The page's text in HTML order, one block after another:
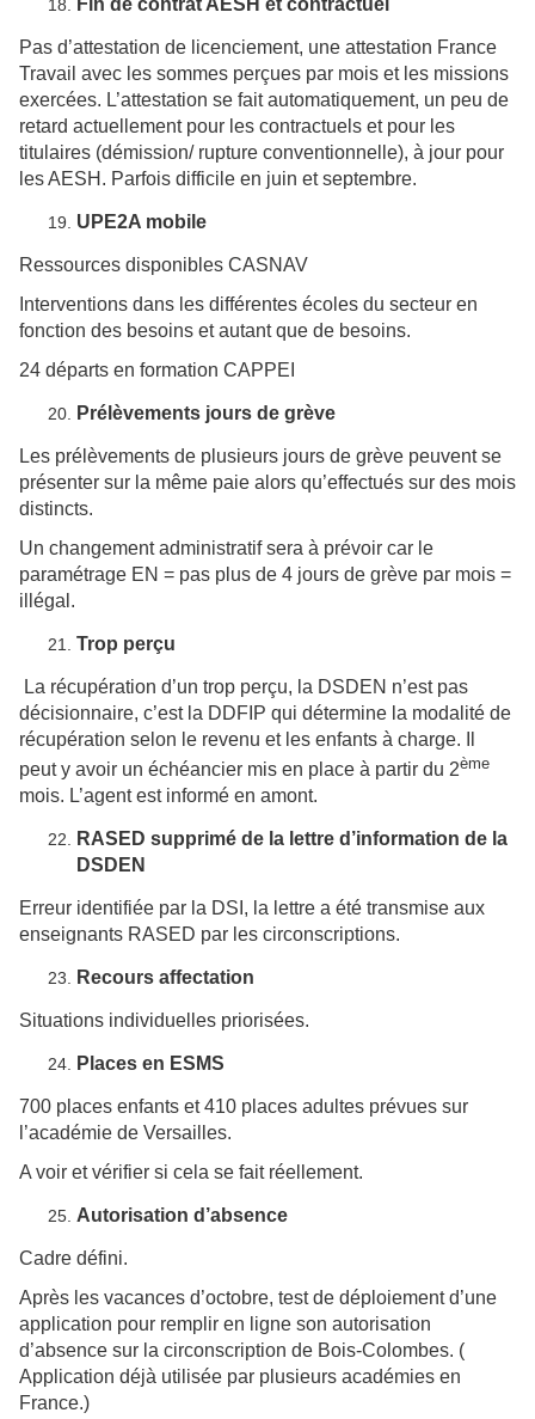
Pas d’attestation de licenciement, une attestation France
Travail avec les sommes perçues par mois et les missions
exercées. L’attestation se fait automatiquement, un peu de
retard actuellement pour les contractuels et pour les
titulaires (démission/ rupture conventionnelle), à jour pour
les AESH. Parfois difficile en juin et septembre.
UPE2A mobile
Ressources disponibles CASNAV
Interventions dans les différentes écoles du secteur en
fonction des besoins et autant que de besoins.
24 départs en formation CAPPEI
Prélèvements jours de grève
Les prélèvements de plusieurs jours de grève peuvent se
présenter sur la même paie alors qu’effectués sur des mois
distincts.
Un changement administratif sera à prévoir car le
paramétrage EN = pas plus de 4 jours de grève par mois =
illégal.
Trop perçu
La récupération d’un trop perçu, la DSDEN n’est pas
décisionnaire, c’est la DDFIP qui détermine la modalité de
récupération selon le revenu et les enfants à charge. Il
peut y avoir un échéancier mis en place à partir du 2ème
mois. L’agent est informé en amont.
RASED supprimé de la lettre d’information de la
DSDEN
Erreur identifiée par la DSI, la lettre a été transmise aux
enseignants RASED par les circonscriptions.
Recours affectation
Situations individuelles priorisées.
Places en ESMS
700 places enfants et 410 places adultes prévues sur
l’académie de Versailles.
A voir et vérifier si cela se fait réellement.
Autorisation d’absence
Cadre défini.
Après les vacances d’octobre, test de déploiement d’une
application pour remplir en ligne son autorisation
d’absence sur la circonscription de Bois-Colombes. (
Application déjà utilisée par plusieurs académies en
France.)